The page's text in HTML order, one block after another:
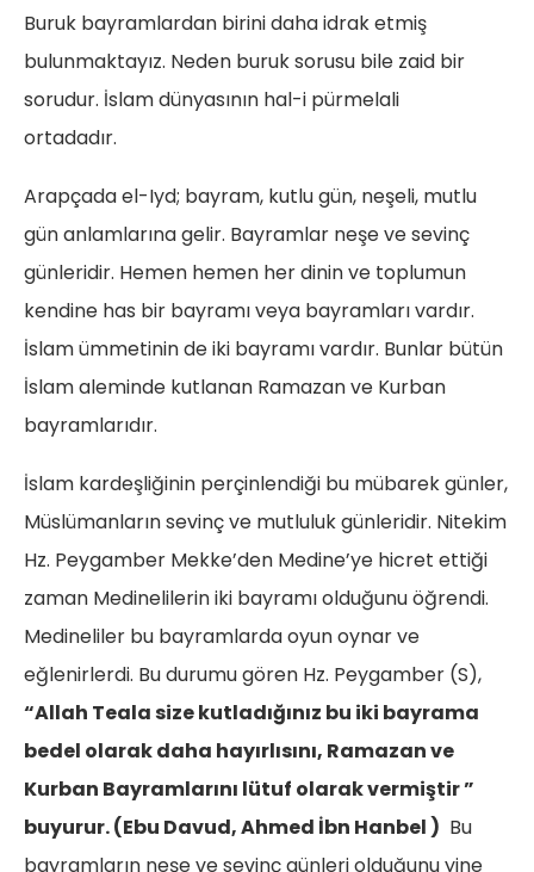
Buruk bayramlardan birini daha idrak etmiş
bulunmaktayız. Neden buruk sorusu bile zaid bir
sorudur. İslam dünyasının hal-i pürmelali
Arapçada el-Iyd; bayram, kutlu gün, neşeli, mutlu
gün anlamlarına gelir. Bayramlar neşe ve sevinç
günleridir. Hemen hemen her dinin ve toplumun
kendine has bir bayramı veya bayramları vardır.
İslam ümmetinin de iki bayramı vardır. Bunlar bütün
İslam aleminde kutlanan Ramazan ve Kurban
bayramlarıdır.
İslam kardeşliğinin perçinlendiği bu mübarek günler,
Müslümanların sevinç ve mutluluk günleridir. Nitekim
Hz. Peygamber Mekke’den Medine’ye hicret ettiği
zaman Medinelilerin iki bayramı olduğunu öğrendi.
Medineliler bu bayramlarda oyun oynar ve
eğlenirlerdi. Bu durumu gören Hz. Peygamber (S),
“Allah Teala size kutladığınız bu iki bayrama
bedel olarak daha hayırlısını, Ramazan ve
Kurban Bayramlarını lütuf olarak vermiştir ”
buyurur. (Ebu Davud, Ahmed İbn Hanbel ) Bu
bayramların neşe ve sevinç günleri olduğunu yine